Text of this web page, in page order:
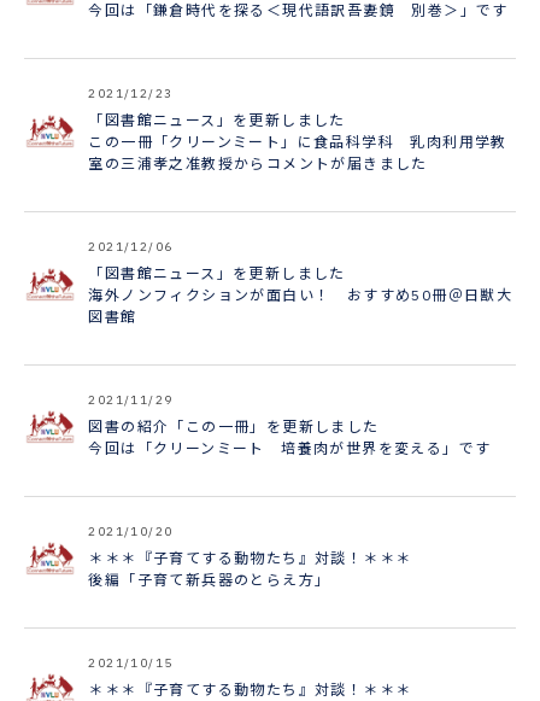
今回は「鎌倉時代を探る＜現代語訳吾妻鏡 別巻＞」です
2021/12/23
「図書館ニュース」を更新しました
この一冊「クリーンミート」に食品科学科 乳肉利用学教
室の三浦孝之准教授からコメントが届きました
2021/12/06
「図書館ニュース」を更新しました
海外ノンフィクションが面白い！ おすすめ50冊＠日獣大
図書館
2021/11/29
図書の紹介「この一冊」を更新しました
今回は「クリーンミート 培養肉が世界を変える」です
2021/10/20
＊＊＊『子育てする動物たち』対談！＊＊＊
後編「子育て新兵器のとらえ方」
2021/10/15
＊＊＊『子育てする動物たち』対談！＊＊＊